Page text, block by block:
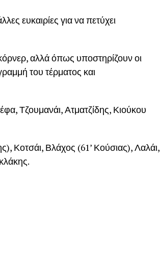
ευκαιρίες για να πετύχει
αλλά όπως υποστηρίζουν οι
του τέρματος και
Τζουμανάι, Ατματζίδης, Κιούκου
Κοτσάι, Βλάχος (61’ Κούσιας), Λαλάι,